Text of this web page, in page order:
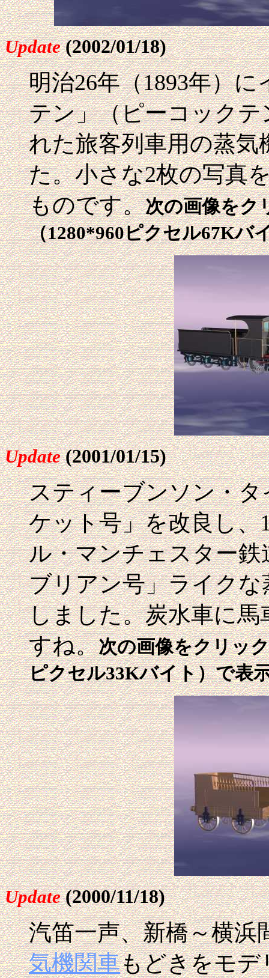
Update (2002/01/18)
明治26年（1893年）
テン」（ピーコック
れた旅客列車用の蒸
た。小さな2枚の写真
ものです。次の画像をク
（1280*960ピクセル67Kバ
Update (2001/01/15)
スティーブンソン・
ケット号」を改良し、
ル・マンチェスター
ブリアン号」ライク
しました。炭水車に
すね。次の画像をクリッ
ピクセル33Kバイト）で表
Update (2000/11/18)
汽笛一声、新橋～横浜
気機関車もどきをモデ